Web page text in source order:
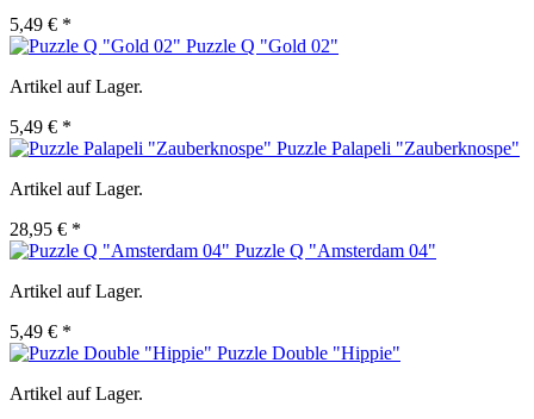
5,49 € *
Puzzle Q "Gold 02"
Artikel auf Lager.
5,49 € *
Puzzle Palapeli "Zauberknospe"
Artikel auf Lager.
28,95 € *
Puzzle Q "Amsterdam 04"
Artikel auf Lager.
5,49 € *
Puzzle Double "Hippie"
Artikel auf Lager.